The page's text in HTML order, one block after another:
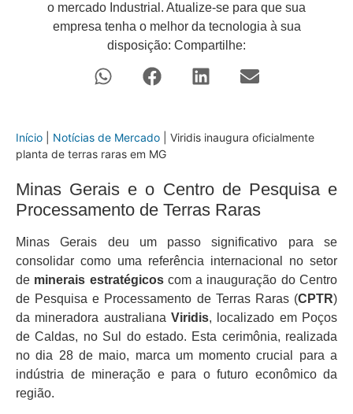
o mercado Industrial. Atualize-se para que sua
empresa tenha o melhor da tecnologia à sua
disposição: Compartilhe:
Início Notícias de Mercado
Viridis inaugura oficialmente
planta de terras raras em MG
Minas Gerais e o Centro de Pesquisa e
Processamento de Terras Raras
Minas Gerais deu um passo significativo para se
consolidar como uma referência internacional no setor
de minerais estratégicoscom a inauguração do Centro
de Pesquisa e Processamento de Terras Raras (CPTR)
da mineradora australiana Viridis, localizado em Poços
de Caldas, no Sul do estado. Esta cerimônia, realizada
no dia 28 de maio, marca um momento crucial para a
indústria de mineração e para o futuro econômico da
região.